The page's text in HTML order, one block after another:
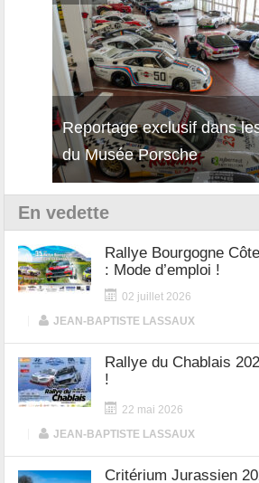
Reportage exclusif dans
du Musée Porsche
Découverte de la nouvelle
12Cilindri Manuale
En vedette
Rallye Bourgogne
: Mode d’emploi !
02 juillet 2026
JEAN-BAPTISTE LASSAUX
Rallye du Chablais
!
22 mai 2026
JEAN-BAPTISTE LASSAUX
Critérium Jurassien